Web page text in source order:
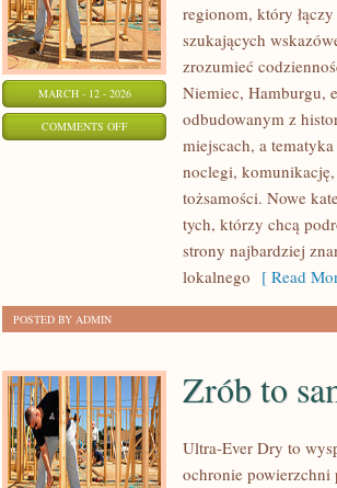
MARCH - 12 - 2026
COMMENTS OFFON
NORYMBERGA
(NÜRNBERG/NUREMBERG)
regionom, który
szukających
zrozumieć
Niemiec, Hamburgu,
odbudowanym z
miejscach, a
noclegi,
tożsamości. Nowe
tych, którzy chcą
strony najbardziej
lokalnego [ Read
POSTED BY ADMIN
Zrób to
Ultra-Ever Dry to
ochronie powierzchni